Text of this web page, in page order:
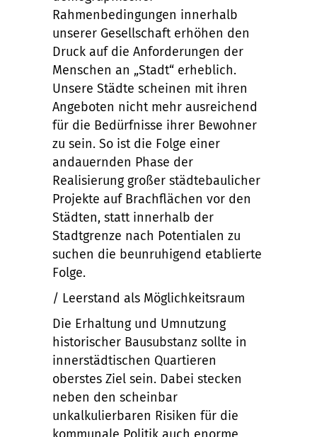
Rahmenbedingungen innerhalb
unserer Gesellschaft erhöhen den
Druck auf die Anforderungen der
Menschen an „Stadt“ erheblich.
Unsere Städte scheinen mit ihren
Angeboten nicht mehr ausreichend
für die Bedürfnisse ihrer Bewohner
zu sein. So ist die Folge einer
andauernden Phase der
Realisierung großer städtebaulicher
Projekte auf Brachflächen vor den
Städten, statt innerhalb der
Stadtgrenze nach Potentialen zu
suchen die beunruhigend etablierte
Folge.
/ Leerstand als Möglichkeitsraum
Die Erhaltung und Umnutzung
historischer Bausubstanz sollte in
innerstädtischen Quartieren
oberstes Ziel sein. Dabei stecken
neben den scheinbar
unkalkulierbaren Risiken für die